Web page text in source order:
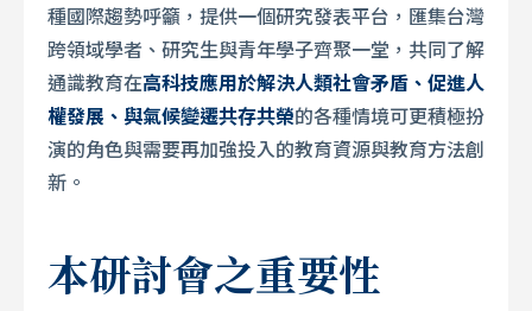
種國際趨勢呼籲，提供一個研究發表平台，匯集台灣
跨領域學者、研究生與青年學子齊聚一堂，共同了解
通識教育在高科技應用於解決人類社會矛盾、促進人
權發展、與氣候變遷共存共榮的各種情境可更積極扮
演的角色與需要再加強投入的教育資源與教育方法創
新。
本研討會之重要性